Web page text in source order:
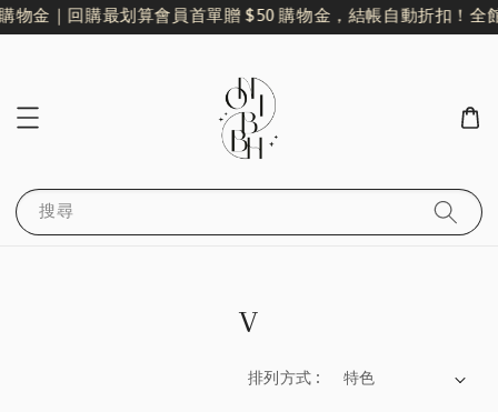
金｜回購最划算會員首單贈 $50 購物金，結帳自動折扣！全
搜尋
V
排列方式 :